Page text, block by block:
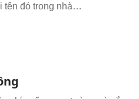
tên đó trong nhà…